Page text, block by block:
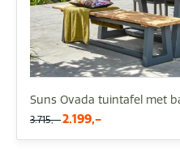
Suns Ovada tuintafel met
3.715,- 2.199,-